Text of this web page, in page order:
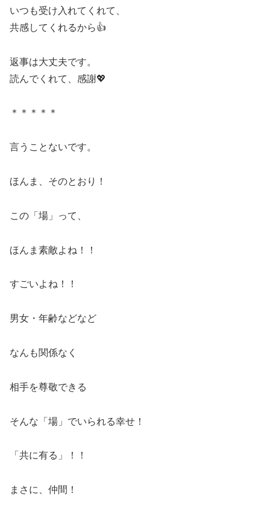
いつも受け入れてくれて、
共感してくれるから👍
返事は大丈夫です。
読んでくれて、感謝💖
＊＊＊＊＊
言うことないです。
ほんま、そのとおり！
この「場」って、
ほんま素敵よね！！
すごいよね！！
男女・年齢などなど
なんも関係なく
相手を尊敬できる
そんな「場」でいられる幸せ！
「共に有る」！！
まさに、仲間！